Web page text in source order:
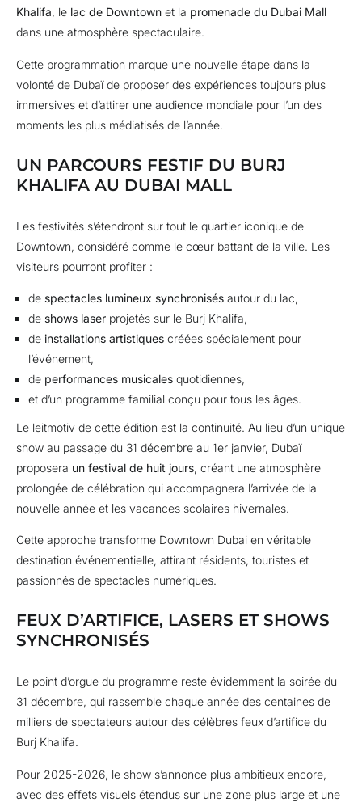
Khalifa, le lac de Downtown et la promenade du Dubai Mall
dans une atmosphère spectaculaire.
Cette programmation marque une nouvelle étape dans la
volonté de Dubaï de proposer des expériences toujours plus
immersives et d’attirer une audience mondiale pour l’un des
moments les plus médiatisés de l’année.
UN PARCOURS FESTIF DU BURJ
KHALIFA AU DUBAI MALL
Les festivités s’étendront sur tout le quartier iconique de
Downtown, considéré comme le cœur battant de la ville. Les
visiteurs pourront profiter :
de spectacles lumineux synchronisés autour du lac,
de shows laser projetés sur le Burj Khalifa,
de installations artistiques créées spécialement pour
l’événement,
de performances musicales quotidiennes,
et d’un programme familial conçu pour tous les âges.
Le leitmotiv de cette édition est la continuité. Au lieu d’un unique
show au passage du 31 décembre au 1er janvier, Dubaï
proposera un festival de huit jours, créant une atmosphère
prolongée de célébration qui accompagnera l’arrivée de la
nouvelle année et les vacances scolaires hivernales.
Cette approche transforme Downtown Dubai en véritable
destination événementielle, attirant résidents, touristes et
passionnés de spectacles numériques.
FEUX D’ARTIFICE, LASERS ET SHOWS
SYNCHRONISÉS
Le point d’orgue du programme reste évidemment la soirée du
31 décembre, qui rassemble chaque année des centaines de
milliers de spectateurs autour des célèbres feux d’artifice du
Burj Khalifa.
Pour 2025-2026, le show s’annonce plus ambitieux encore,
avec des effets visuels étendus sur une zone plus large et une